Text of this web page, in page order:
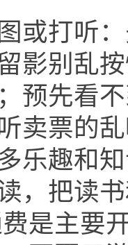
或打听
影别乱
预先看
卖票的
乐趣和
，把读
是主要